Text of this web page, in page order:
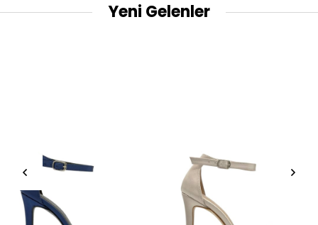
Yeni Gelenler